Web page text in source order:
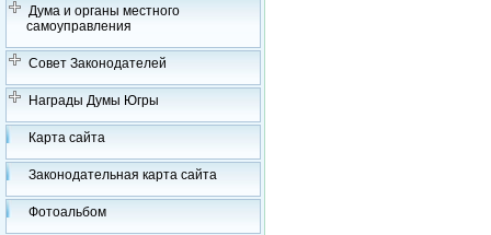
Дума и органы местного
самоуправления
Совет Законодателей
Награды Думы Югры
Карта сайта
Законодательная карта сайта
Фотоальбом